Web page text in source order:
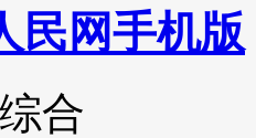
民网手机版
合